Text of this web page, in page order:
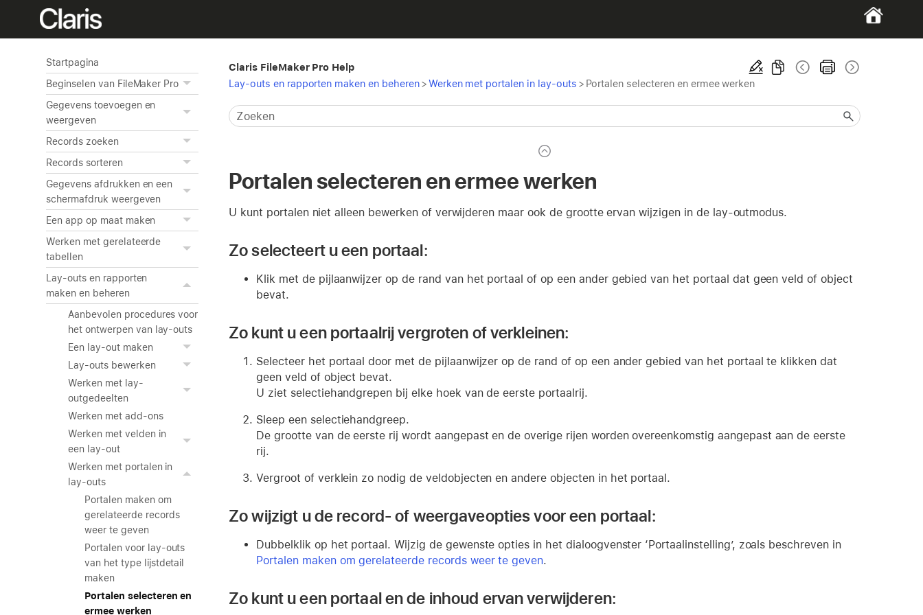
Startpagina
Beginselen van FileMaker Pro
Gegevens toevoegen en
weergeven
Records zoeken
Records sorteren
Gegevens afdrukken en een
schermafdruk weergeven
Een app op maat maken
Werken met gerelateerde
tabellen
Lay-outs en rapporten
maken en beheren
Aanbevolen procedures voor
het ontwerpen van lay-outs
Een lay-out maken
Lay-outs bewerken
Werken met lay-
outgedeelten
Werken met add-ons
Werken met velden in
een lay-out
Werken met portalen in
lay-outs
Portalen maken om
gerelateerde records
weer te geven
Portalen voor lay-outs
van het type lijstdetail
maken
Portalen selecteren en
ermee werken
Claris FileMaker Pro Help
Lay-outs en rapporten maken en beheren>Werken met portalen in lay-outs > Portalen selecteren en ermee werken
Portalen selecteren en ermee werken
U kunt portalen niet alleen bewerken of verwijderen maar ook de grootte ervan wijzigen in de lay-outmodus.
Zo selecteert u een portaal:
Klik met de pijlaanwijzer op de rand van het portaal of op een ander gebied van het portaal dat geen veld of object
bevat.
Zo kunt u een portaalrij vergroten of verkleinen:
Selecteer het portaal door met de pijlaanwijzer op de rand of op een ander gebied van het portaal te klikken dat
geen veld of object bevat.
U ziet selectiehandgrepen bij elke hoek van de eerste portaalrij.
Sleep een selectiehandgreep.
De grootte van de eerste rij wordt aangepast en de overige rijen worden overeenkomstig aangepast aan de eerste
rij.
Vergroot of verklein zo nodig de veldobjecten en andere objecten in het portaal.
Zo wijzigt u de record- of weergaveopties voor een portaal:
Dubbelklik op het portaal. Wijzig de gewenste opties in het dialoogvenster ‘Portaalinstelling’, zoals beschreven in
Portalen maken om gerelateerde records weer te geven.
Zo kunt u een portaal en de inhoud ervan verwijderen: